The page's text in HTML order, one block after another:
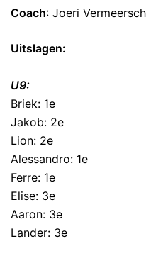
Coach: Joeri Vermeersch
Uitslagen:
U9:
Briek: 1e
Jakob: 2e
Lion: 2e
Alessandro: 1e
Ferre: 1e
Elise: 3e
Aaron: 3e
Lander: 3e